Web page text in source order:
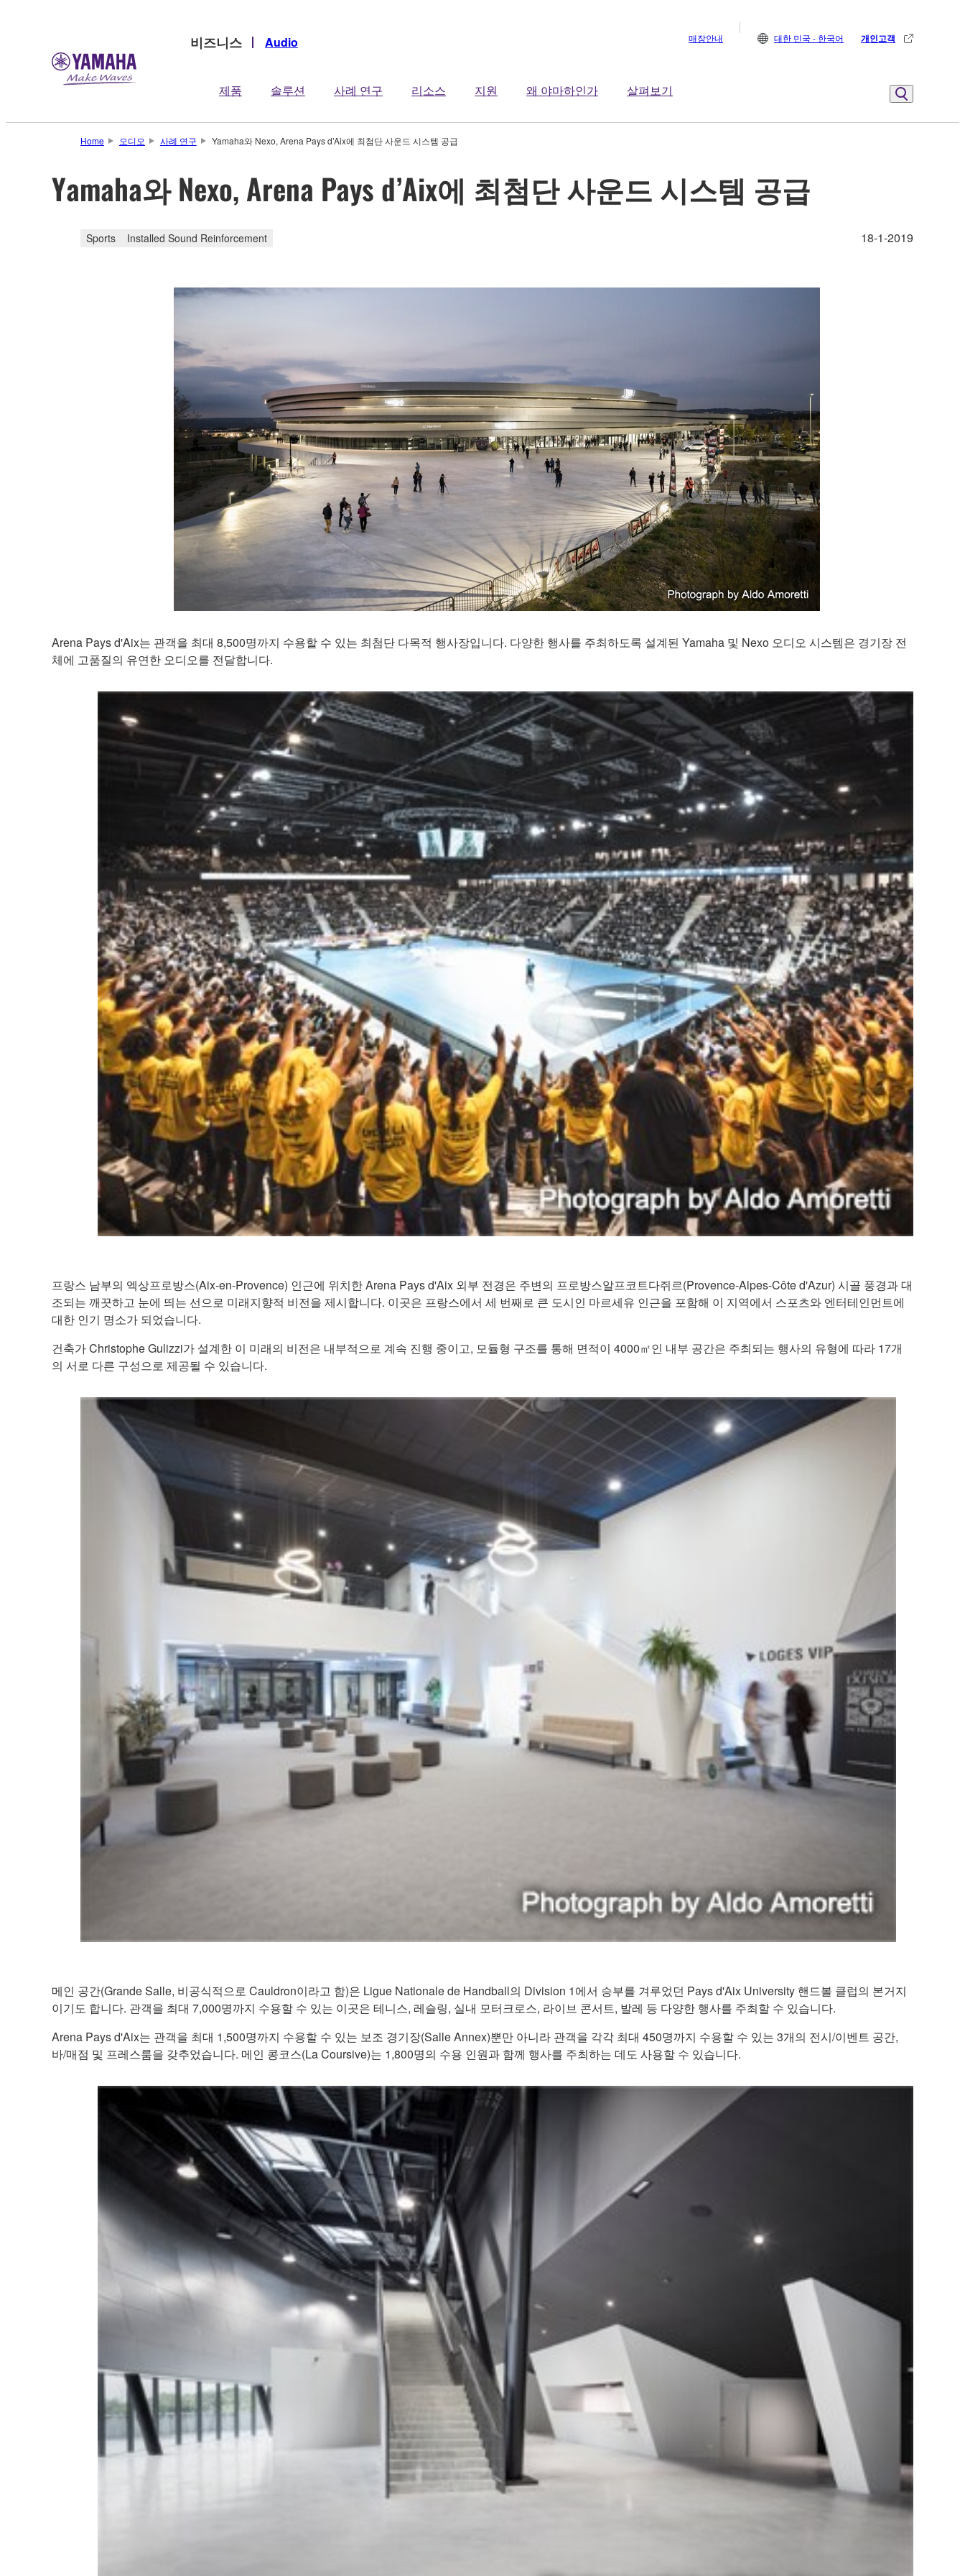
비즈니스 Audio
제품 솔루션 사례 연구 리소스 지원 왜 야마하인가 살펴보기
매장안내 대한 민국 - 한국어 개인고객
Home 오디오 사례 연구 Yamaha와 Nexo, Arena Pays d’Aix에 최첨단 사운드 시스템 공급
Yamaha와 Nexo, Arena Pays d’Aix에 최첨단 사운드 시스템 공급
Sports Installed Sound Reinforcement 18-1-2019
Arena Pays d'Aix는 관객을 최대 8,500명까지 수용할 수 있는 최첨단 다목적 행사장입니다. 다양한 행사를 주최하도록 설계된 Yamaha 및 Nexo 오디오 시스템은 경기장 전
체에 고품질의 유연한 오디오를 전달합니다.
프랑스 남부의 엑상프로방스(Aix-en-Provence) 인근에 위치한 Arena Pays d'Aix 외부 전경은 주변의 프로방스알프코트다쥐르(Provence-Alpes-Côte d'Azur) 시골 풍경과 대
조되는 깨끗하고 눈에 띄는 선으로 미래지향적 비전을 제시합니다. 이곳은 프랑스에서 세 번째로 큰 도시인 마르세유 인근을 포함해 이 지역에서 스포츠와 엔터테인먼트에
대한 인기 명소가 되었습니다.
건축가 Christophe Gulizzi가 설계한 이 미래의 비전은 내부적으로 계속 진행 중이고, 모듈형 구조를 통해 면적이 4000㎡인 내부 공간은 주최되는 행사의 유형에 따라 17개
의 서로 다른 구성으로 제공될 수 있습니다.
메인 공간(Grande Salle, 비공식적으로 Cauldron이라고 함)은 Ligue Nationale de Handball의 Division 1에서 승부를 겨루었던 Pays d'Aix University 핸드볼 클럽의 본거지
이기도 합니다. 관객을 최대 7,000명까지 수용할 수 있는 이곳은 테니스, 레슬링, 실내 모터크로스, 라이브 콘서트, 발레 등 다양한 행사를 주최할 수 있습니다.
Arena Pays d'Aix는 관객을 최대 1,500명까지 수용할 수 있는 보조 경기장(Salle Annex)뿐만 아니라 관객을 각각 최대 450명까지 수용할 수 있는 3개의 전시/이벤트 공간,
바/매점 및 프레스룸을 갖추었습니다. 메인 콩코스(La Coursive)는 1,800명의 수용 인원과 함께 행사를 주최하는 데도 사용할 수 있습니다.